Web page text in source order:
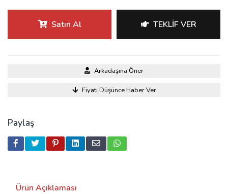
Satın Al TEKLIF VER
Arkadaşına Öner
Fiyatı Düşünce Haber Ver
Paylaş
Ürün Açıklaması